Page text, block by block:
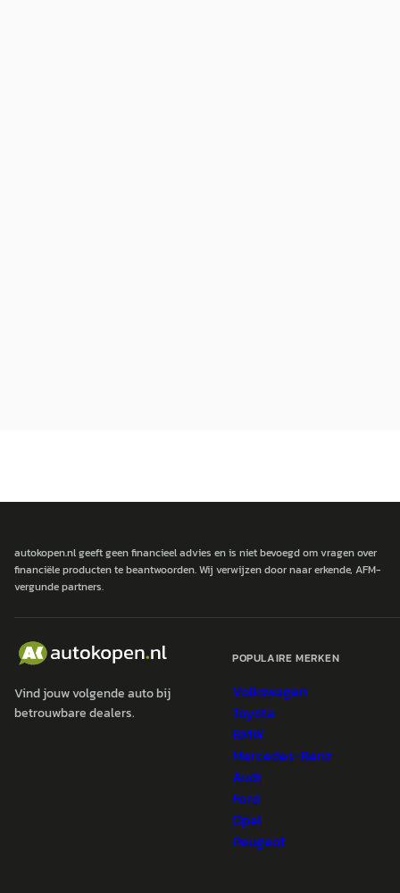
autokopen.nl geeft geen financieel advies en is niet bevoegd om vragen over
financiële producten te beantwoorden. Wij verwijzen door naar erkende, AFM-
vergunde partners.
Vind jouw volgende auto bij
betrouwbare dealers.
POPULAIRE MERKEN
Volkswagen
Toyota
BMW
Mercedes-Benz
Audi
Ford
Opel
Peugeot